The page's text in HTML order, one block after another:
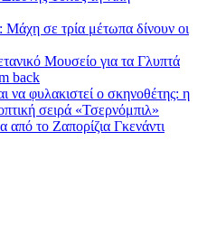
σε τρία μέτωπα δίνουν οι
Μουσείο για τα Γλυπτά
back
να φυλακιστεί ο σκηνοθέτης: η
σειρά «Τσερνόμπιλ»
το Ζαπορίζια Γκενάντι